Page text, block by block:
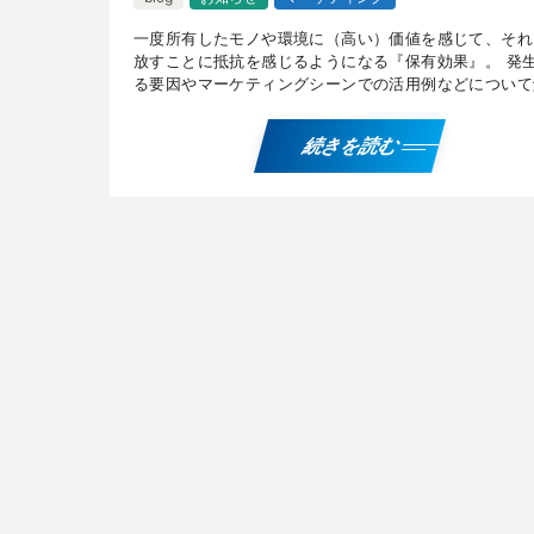
一度所有したモノや環境に（高い）価値を感じて、そ
放すことに抵抗を感じるようになる『保有効果』。 発
る要因やマーケティングシーンでの活用例などについて
続きを読む